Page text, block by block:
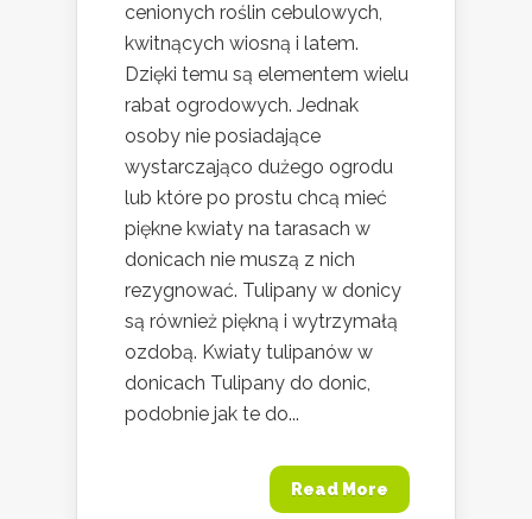
cenionych roślin cebulowych,
kwitnących wiosną i latem.
Dzięki temu są elementem wielu
rabat ogrodowych. Jednak
osoby nie posiadające
wystarczająco dużego ogrodu
lub które po prostu chcą mieć
piękne kwiaty na tarasach w
donicach nie muszą z nich
rezygnować. Tulipany w donicy
są również piękną i wytrzymałą
ozdobą. Kwiaty tulipanów w
donicach Tulipany do donic,
podobnie jak te do...
Read More